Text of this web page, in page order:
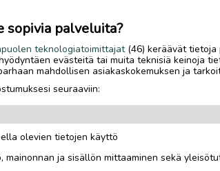
sopivia palveluita?
teknologiatoimittajat(46) keräävät tietoja
evästeitä tai muita teknisiä keinoja
mahdollisen asiakaskokemuksen ja
seuraaviin:
olevien tietojen käyttö
ja sisällön mittaaminen sekä